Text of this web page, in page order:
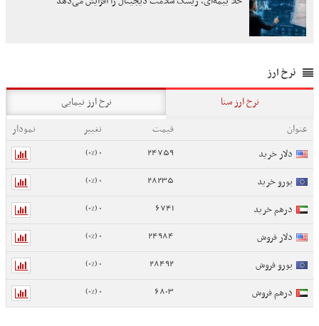
نرخ ارز
نرخ ارز سنا
نرخ ارز نیمایی
عنوان
قیمت تغییر
نمودار
دلار خرید
24759
0 (0%)
یورو خرید 28235
0 (0%)
درهم خرید 6741
0 (0%)
دلار فروش 24984
0 (0%)
یورو فروش 28492
0 (0%)
درهم فروش 6803
0 (0%)